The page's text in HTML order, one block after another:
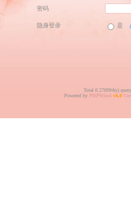
密码
隐身登录 是
Total 0.270994(s)
Powered by PHPWind v6.0